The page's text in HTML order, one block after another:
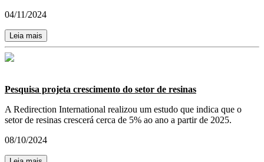
04/11/2024
Leia mais
Pesquisa projeta crescimento do setor de resinas
A Redirection International realizou um estudo que indica que o
setor de resinas crescerá cerca de 5% ao ano a partir de 2025.
08/10/2024